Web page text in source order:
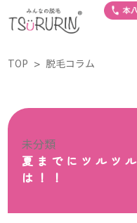
TOP 脱毛コラム
未分類
夏までにツルツ
は！！